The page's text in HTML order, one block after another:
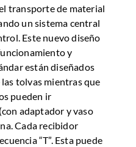
transporte de material
un sistema central
Este nuevo diseño
y
están diseñados
tolvas mientras que
pueden ir
adaptador y vaso
Cada recibidor
“T”. Esta puede